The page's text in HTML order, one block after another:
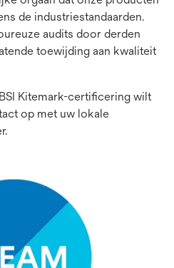
de industriestandaarden.
audits door derden
toewijding aan kwaliteit
Kitemark-certificering wilt
op met uw lokale